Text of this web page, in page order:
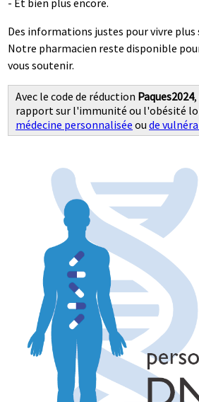
Des informations justes pour vivre plus
Notre pharmacien reste disponible
vous soutenir.
Avec le code de réduction Paques2024
rapport sur l'immunité ou l'obésité
médecine personnalisée ou de